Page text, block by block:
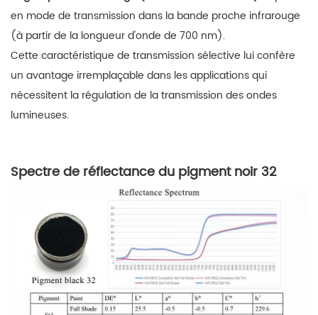
en mode de transmission dans la bande proche infrarouge
(à partir de la longueur d'onde de 700 nm).
Cette caractéristique de transmission sélective lui confère
un avantage irremplaçable dans les applications qui
nécessitent la régulation de la transmission des ondes
lumineuses.
Spectre de réflectance du pigment noir 32